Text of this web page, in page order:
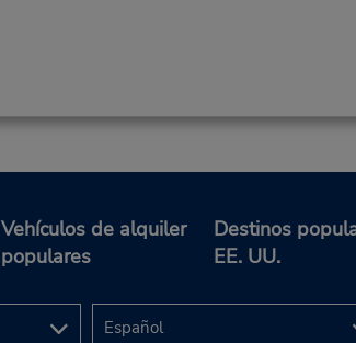
Vehículos de alquiler
populares
Destinos
EE. UU.